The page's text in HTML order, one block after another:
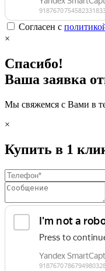
Согласен с
×
Спасибо!
Ваша заявка
Мы свяжемся с Вами в
×
Купить в 1